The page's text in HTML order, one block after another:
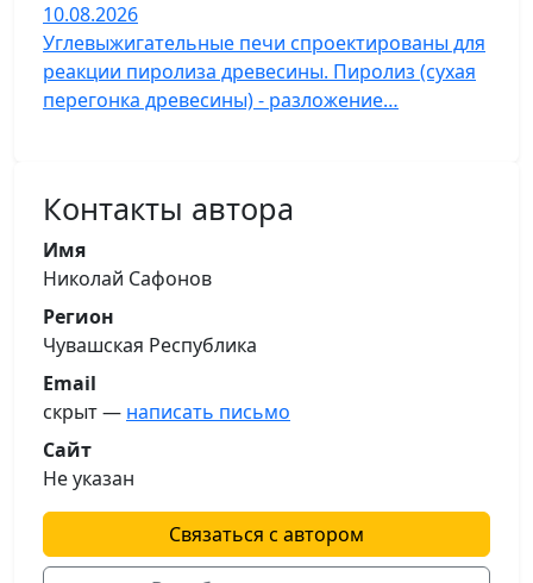
10.08.2026
Углевыжигательные печи спроектированы для
реакции пиролиза древесины. Пиролиз (сухая
перегонка древесины) - разложение…
Контакты автора
Имя
Николай Сафонов
Регион
Чувашская Республика
Email
скрыт — написать письмо
Сайт
Не указан
Связаться с автором